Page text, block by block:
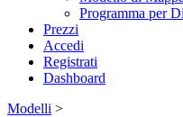
Programma per
Prezzi
Accedi
Registrati
Dashboard
Modelli >